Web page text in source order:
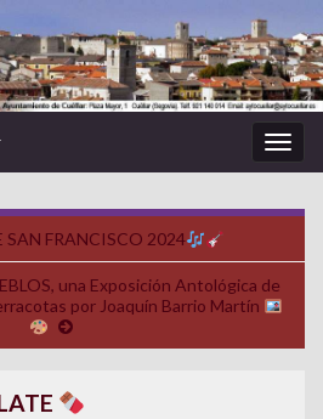
la
SAN FRANCISCO 2024
una Exposición Antológica de
por Joaquín Barrio Martín